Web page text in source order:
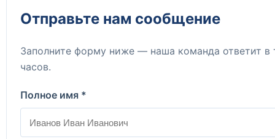
Отправьте нам сообщение
Заполните форму ниже — наша команда ответит в
часов.
Полное имя *